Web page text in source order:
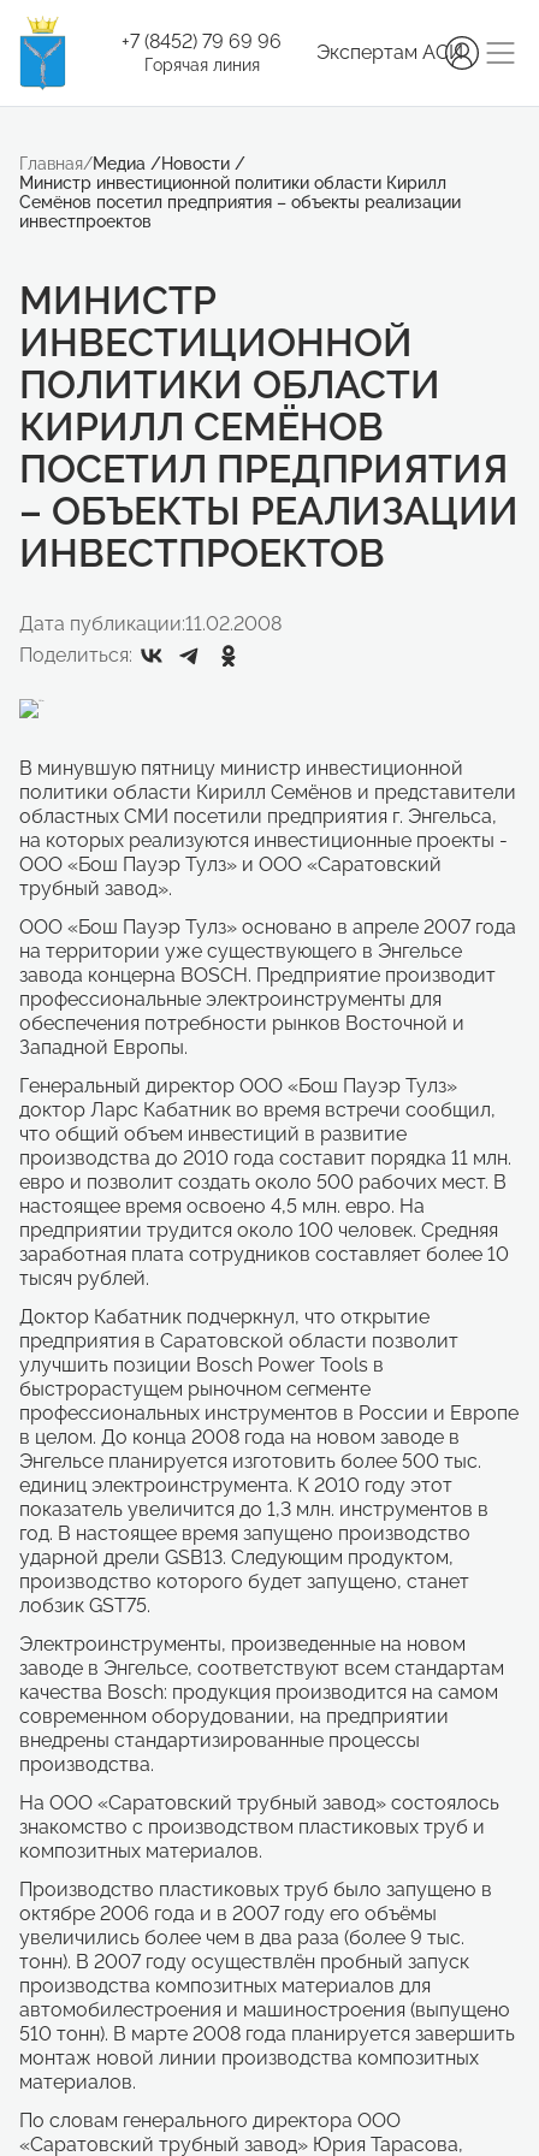
+7 (8452) 79 69 96
Горячая линия
Экспертам АСИ
Главная/Медиа /Новости /
Министр инвестиционной политики области Кирилл
Семёнов посетил предприятия – объекты реализации
инвестпроектов
МИНИСТР
ИНВЕСТИЦИОННОЙ
ПОЛИТИКИ ОБЛАСТИ
КИРИЛЛ СЕМЁНОВ
ПОСЕТИЛ ПРЕДПРИЯТИЯ
– ОБЪЕКТЫ РЕАЛИЗАЦИИ
ИНВЕСТПРОЕКТОВ
Дата публикации:11.02.2008
Поделиться:
В минувшую пятницу министр инвестиционной
политики области Кирилл Семёнов и представители
областных СМИ посетили предприятия г. Энгельса,
на которых реализуются инвестиционные проекты -
ООО «Бош Пауэр Тулз» и ООО «Саратовский
трубный завод».
ООО «Бош Пауэр Тулз» основано в апреле 2007 года
на территории уже существующего в Энгельсе
завода концерна BOSCH. Предприятие производит
профессиональные электроинструменты для
обеспечения потребности рынков Восточной и
Западной Европы.
Генеральный директор ООО «Бош Пауэр Тулз»
доктор Ларс Кабатник во время встречи сообщил,
что общий объем инвестиций в развитие
производства до 2010 года составит порядка 11 млн.
евро и позволит создать около 500 рабочих мест. В
настоящее время освоено 4,5 млн. евро. На
предприятии трудится около 100 человек. Средняя
заработная плата сотрудников составляет более 10
тысяч рублей.
Доктор Кабатник подчеркнул, что открытие
предприятия в Саратовской области позволит
улучшить позиции Bosch Power Tools в
быстрорастущем рыночном сегменте
профессиональных инструментов в России и Европе
в целом. До конца 2008 года на новом заводе в
Энгельсе планируется изготовить более 500 тыс.
единиц электроинструмента. К 2010 году этот
показатель увеличится до 1,3 млн. инструментов в
год. В настоящее время запущено производство
ударной дрели GSB13. Следующим продуктом,
производство которого будет запущено, станет
лобзик GST75.
Электроинструменты, произведенные на новом
заводе в Энгельсе, соответствуют всем стандартам
качества Bosch: продукция производится на самом
современном оборудовании, на предприятии
внедрены стандартизированные процессы
производства.
На ООО «Саратовский трубный завод» состоялось
знакомство с производством пластиковых труб и
композитных материалов.
Производство пластиковых труб было запущено в
октябре 2006 года и в 2007 году его объёмы
увеличились более чем в два раза (более 9 тыс.
тонн). В 2007 году осуществлён пробный запуск
производства композитных материалов для
автомобилестроения и машиностроения (выпущено
510 тонн). В марте 2008 года планируется завершить
монтаж новой линии производства композитных
материалов.
По словам генерального директора ООО
«Саратовский трубный завод» Юрия Тарасова,